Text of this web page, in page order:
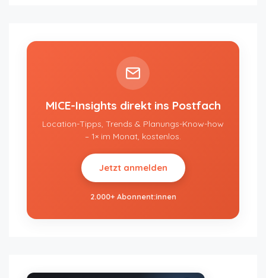
MICE-Insights direkt ins Postfach
Location-Tipps, Trends & Planungs-Know-how
– 1× im Monat, kostenlos.
Jetzt anmelden
2.000+ Abonnent:innen